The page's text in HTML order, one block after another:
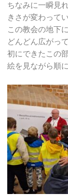
ちなみに一瞬見
きさが変わってい
この教会の地下
どんどん広がっ
初にできたこの
絵を見ながら順